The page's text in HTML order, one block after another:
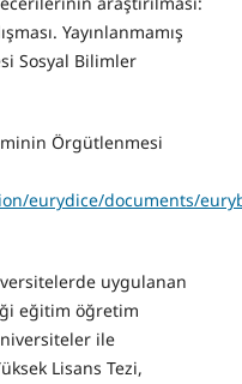
Yayınlanmamış
Sosyal Bilimler
Örgütlenmesi
eurydice/documents/
uygulanan
eğitim öğretim
ile
Lisans Tezi,